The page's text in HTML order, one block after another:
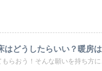
どうしたらいい？暖房
らおう！そんな願いを持ち方